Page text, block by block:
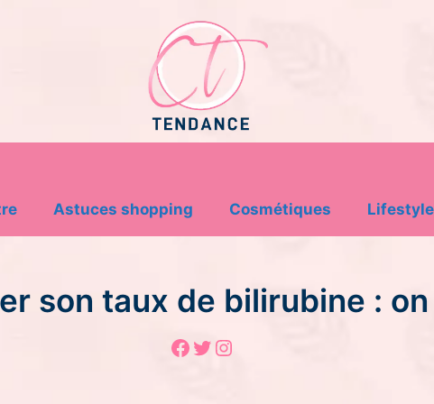
Astuces shopping Cosmétiques Lifestyle
son taux de bilirubine :
Facebook
Twitter
Instagram